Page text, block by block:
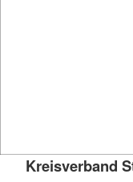
Kreisverband